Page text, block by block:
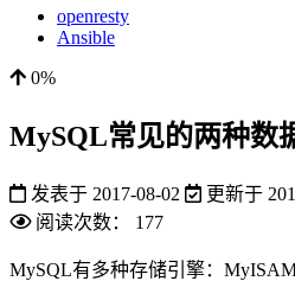
openresty
Ansible
0%
MySQL常见的两种数
发表于 2017-08-02 更新于
阅读次数：
177
MySQL有多种存储引擎：